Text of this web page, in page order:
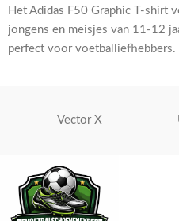
Het Adidas F50 Graphic T-shirt
jongens en meisjes van 11-12
perfect voor
Vector X